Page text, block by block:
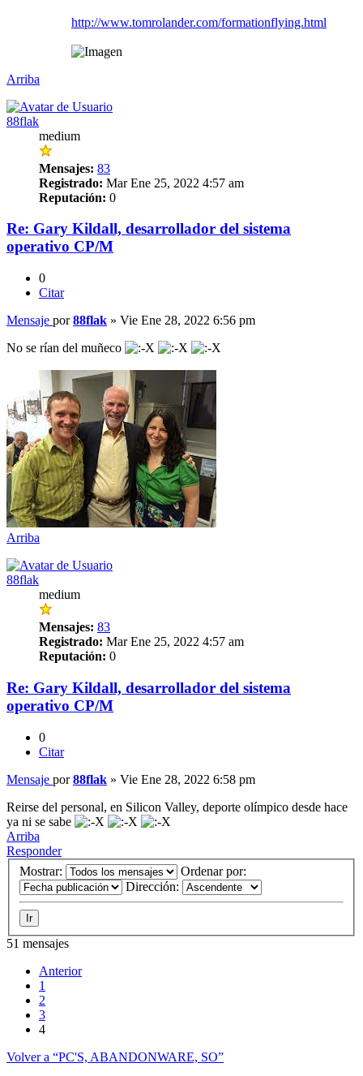
http://www.tomrolander.com/formationflying.html
Arriba
88flak
medium
Mensajes: 83
Registrado: Mar Ene 25, 2022 4:57 am
Reputación: 0
Re: Gary Kildall, desarrollador del sistema
operativo CP/M
0
Citar
Mensaje por88flak » Vie Ene 28, 2022 6:56 pm
No se rían del muñeco
Arriba
88flak
medium
Mensajes: 83
Registrado: Mar Ene 25, 2022 4:57 am
Reputación: 0
Re: Gary Kildall, desarrollador del sistema
operativo CP/M
0
Citar
Mensaje por88flak » Vie Ene 28, 2022 6:58 pm
Reirse del personal, en Silicon Valley, deporte olímpico desde hace
ya ni se sabe
Arriba
Responder
Mostrar:
Ordenar por:
Dirección:
51 mensajes
Anterior
1
2
3
4
Volver a “PC'S, ABANDONWARE, SO”